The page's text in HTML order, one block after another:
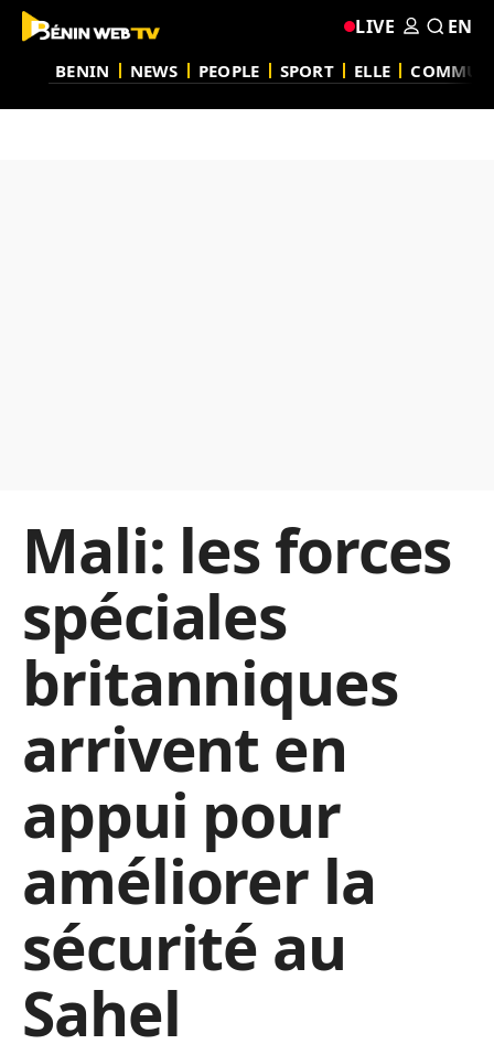
BENIN NEWS PEOPLE SPORT ELLE
LIVE EN
Mali: les forces
spéciales
britanniques
arrivent en
appui pour
améliorer la
sécurité au
Sahel